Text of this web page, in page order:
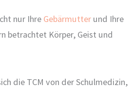
nur Ihre Gebärmutter und Ihre
betrachtet Körper, Geist und
die TCM von der Schulmedizin,